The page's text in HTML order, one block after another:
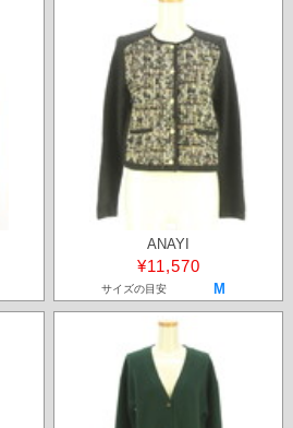
ANAYI
¥11,570
サイズの目安 M